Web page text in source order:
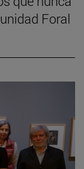
Foral